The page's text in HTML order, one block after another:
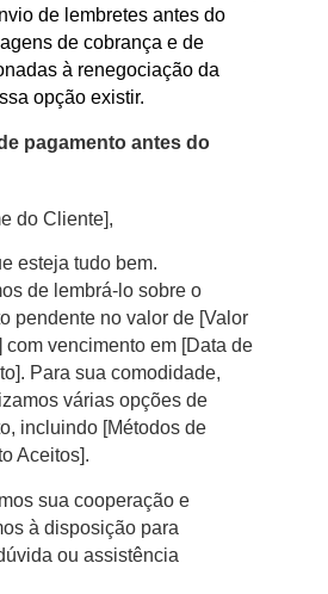
de lembretes antes do
de cobrança e de
à renegociação da
opção existir.
pagamento antes do
do Cliente],
esteja tudo bem.
de lembrá-lo sobre o
pendente no valor de [Valor
com vencimento em [Data de
Para sua comodidade,
várias opções de
incluindo [Métodos de
Aceitos].
sua cooperação e
à disposição para
ou assistência